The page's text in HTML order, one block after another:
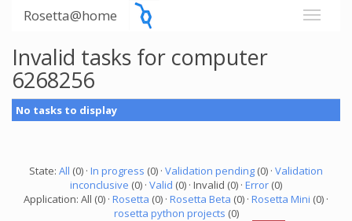
Rosetta@home
Invalid tasks for computer
6268256
No tasks to display
State: All (0) · In progress (0) · Validation pending (0) · Validation
inconclusive (0) · Valid (0) · Invalid (0) · Error (0)
Application: All (0) · Rosetta (0) · Rosetta Beta (0) · Rosetta Mini (0) ·
rosetta python projects (0)